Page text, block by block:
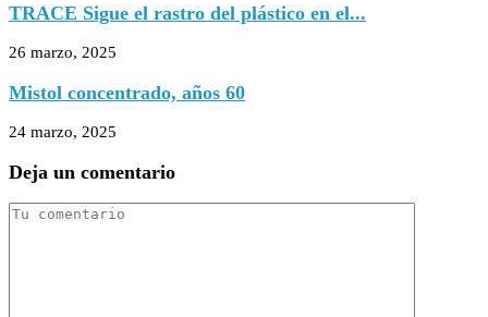
TRACE Sigue el rastro del plástico en el...
26 marzo, 2025
Mistol concentrado, años 60
24 marzo, 2025
Deja un comentario